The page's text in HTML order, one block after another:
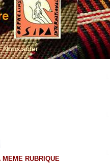
Nous aider ...
MEME RUBRIQUE